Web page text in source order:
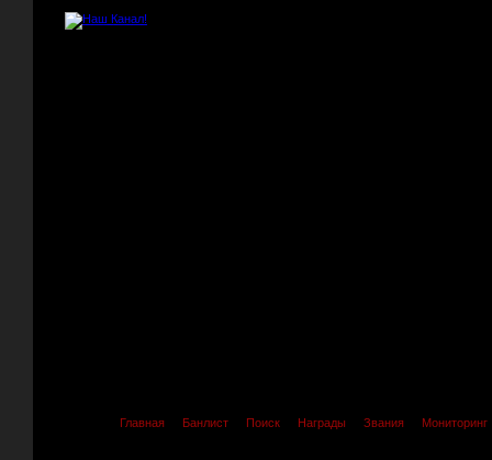
Главная Банлист Поиск Награды Звания Мониторинг